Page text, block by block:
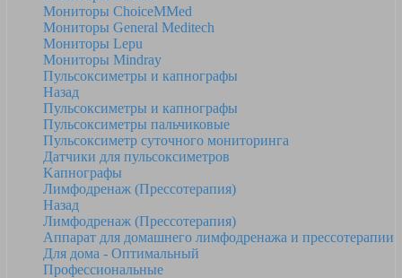
Мониторы ChoiceMMed
Мониторы General Meditech
Мониторы Lepu
Мониторы Mindray
Пульсоксиметры и капнографы
Назад
Пульсоксиметры и капнографы
Пульсоксиметры пальчиковые
Пульсоксиметр суточного мониторинга
Датчики для пульсоксиметров
Kапнографы
Лимфодренаж (Прессотерапия)
Назад
Лимфодренаж (Прессотерапия)
Аппарат для домашнего лимфодренажа и прессотерапии
Для дома - Оптимальный
Профессиональные